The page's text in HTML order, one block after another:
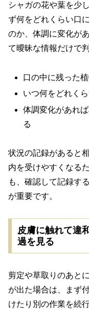
シャガの花や葉を少
ず何をどれくらい口
のか、体調に変化が
て曖昧な情報だけで
口の中に残った
いつ何をどれく
体調変化があれ
る
状況の記録があると
内を受けやすくなる
も、確認して記録す
が重要です。
皮膚に触れて違
過を見る
剪定や草取りのあと
が出た場合は、まず
けたり別の作業を続